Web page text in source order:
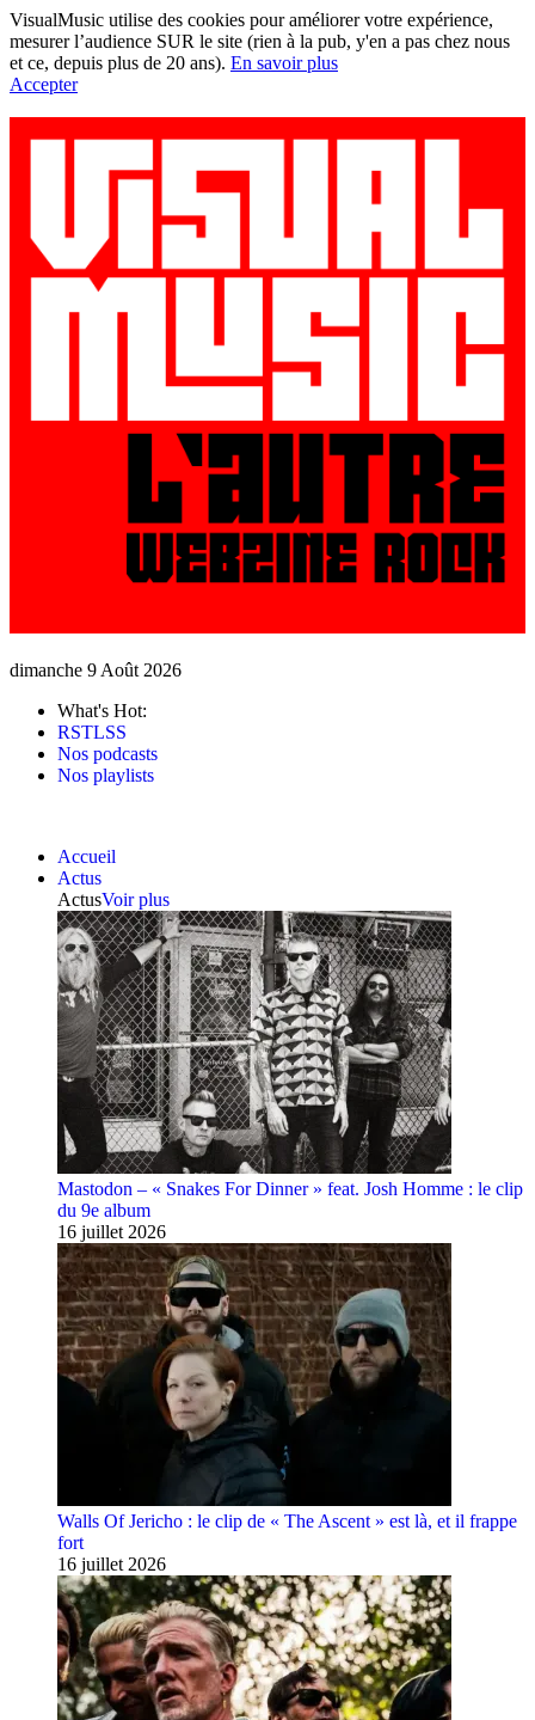
VisualMusic utilise des cookies pour améliorer votre expérience,
mesurer l’audience SUR le site (rien à la pub, y'en a pas chez nous
et ce, depuis plus de 20 ans). En savoir plus
Accepter
dimanche 9 Août 2026
What's Hot:
RSTLSS
Nos podcasts
Nos playlists
Accueil
Actus
ActusVoir plus
Mastodon – « Snakes For Dinner » feat. Josh Homme : le clip
du 9e album
16 juillet 2026
Walls Of Jericho : le clip de « The Ascent » est là, et il frappe
fort
16 juillet 2026